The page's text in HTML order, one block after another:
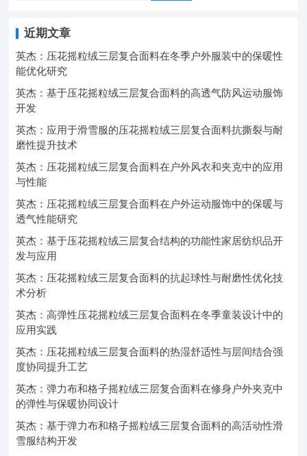
近期文章
英杰：压花摇粒绒三层复合面料在冬季户外服装中的保暖性
能优化研究
英杰：基于压花摇粒绒三层复合面料的高透气防风运动服饰
开发
英杰：应用于滑雪服的压花摇粒绒三层复合面料抗撕裂与耐
磨性提升技术
英杰：压花摇粒绒三层复合面料在户外风衣和夹克中的应用
与性能
英杰：压花摇粒绒三层复合面料在户外运动服饰中的保暖与
透气性能研究
英杰：基于压花摇粒绒三层复合结构的功能性家居纺织品开
发与应用
英杰：压花摇粒绒三层复合面料的抗起球性与耐磨性优化技
术分析
英杰：高弹性压花摇粒绒三层复合面料在冬季童装设计中的
应用实践
英杰：压花摇粒绒三层复合面料的热湿舒适性与层间结合强
度协同提升工艺
英杰：弹力布和格子摇粒绒三层复合面料在修身户外夹克中
的弹性与保暖协同设计
英杰：基于弹力布和格子摇粒绒三层复合面料的高活动性滑
雪服结构开发